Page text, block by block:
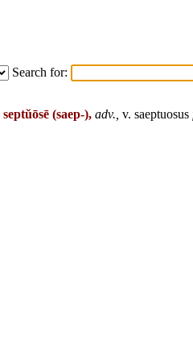
Search for:
septŭōsē (saep-), adv., v. saeptuosus